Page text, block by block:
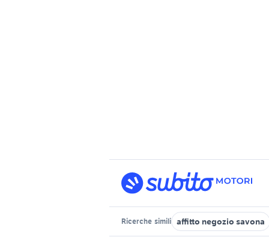
Ricerche simili affitto negozio savona